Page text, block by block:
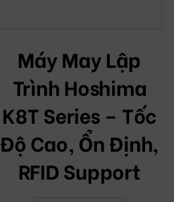
Máy May Lập
Trình Hoshima
K8T Series – Tốc
Độ Cao, Ổn Định,
RFID Support